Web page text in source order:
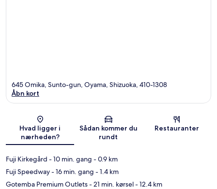
Kort
645 Omika, Sunto-gun, Oyama, Shizuoka, 410-1308
Åbn kort
Hvad ligger i
nærheden?
Sådan kommer du
rundt
Restauranter
Fuji Kirkegård - 10 min. gang - 0.9 km
Fuji Speedway- 16 min. gang - 1.4 km
Gotemba Premium Outlets- 21 min. kørsel- 12.4 km